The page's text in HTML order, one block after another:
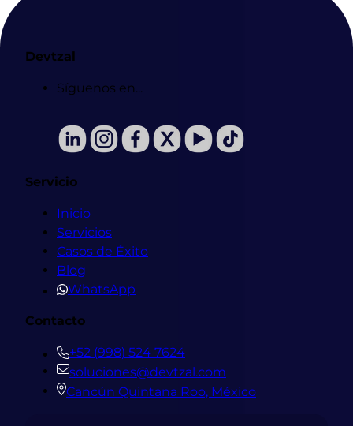
Devtzal
Síguenos en...
Servicio
Inicio
Servicios
Casos de Éxito
Blog
WhatsApp
Contacto
+52 (998) 524 7624
soluciones@devtzal.com
Cancún Quintana Roo, México